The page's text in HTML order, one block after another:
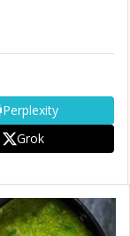
Perplexity
Grok